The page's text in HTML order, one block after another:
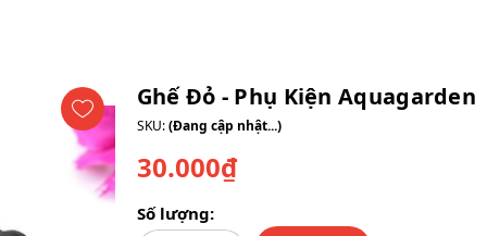
Ghế Đỏ - Phụ Kiện Aquagarden
SKU:(Đang cập nhật...)
30.000₫
Số lượng: